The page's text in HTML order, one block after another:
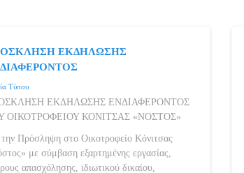
ΕΚΔΗΛΩΣΗΣ
Τύπου
ΕΚΔΗΛΩΣΗΣ ΕΝΔΙΑΦΕΡΟΝΤΟΣ
ΟΙΚΟΤΡΟΦΕΙΟΥ ΚΟΝΙΤΣΑΣ «ΝΟΣΤΟΣ»
την Πρόσληψη στο Οικοτροφείο Κόνιτσας
με σύμβαση εξαρτημένης εργασίας,
απασχόλησης, ιδιωτικού δικαίου,